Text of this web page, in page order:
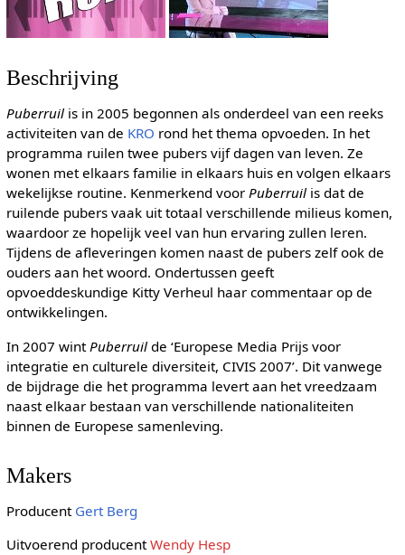
Beschrijving
Puberruilis in 2005 begonnen als onderdeel van een reeks
activiteiten van de KRO rond het thema opvoeden. In het
programma ruilen twee pubers vijf dagen van leven. Ze
wonen met elkaars familie in elkaars huis en volgen elkaars
wekelijkse routine. Kenmerkend voor Puberruilis dat de
ruilende pubers vaak uit totaal verschillende milieus komen,
waardoor ze hopelijk veel van hun ervaring zullen leren.
Tijdens de afleveringen komen naast de pubers zelf ook de
ouders aan het woord. Ondertussen geeft
opvoeddeskundige Kitty Verheul haar commentaar op de
ontwikkelingen.
In 2007 wint Puberruilde ‘Europese Media Prijs voor
integratie en culturele diversiteit, CIVIS 2007’. Dit vanwege
de bijdrage die het programma levert aan het vreedzaam
naast elkaar bestaan van verschillende nationaliteiten
binnen de Europese samenleving.
Makers
Producent Gert Berg
Uitvoerend producentWendy Hesp